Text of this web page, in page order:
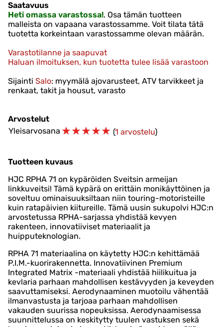
Saatavuus
Heti omassa varastossa!. Osa tämän tuotteen
malleista on vapaana varastossamme. Voit tilata tätä
tuotetta korkeintaan varastossamme olevan määrän.
Varastotilanne ja saapuvat
Haluan ilmoituksen, kun tuotetta tulee lisää varastoon
Sijainti Salo: myymälä ajovarusteet, ATV tarvikkeet ja
renkaat, takit ja housut, varasto
Arvostelut
Yleisarvosana ☆☆☆☆☆ (1 arvostelu)
Tuotteen kuvaus
HJC RPHA 71 on kypäröiden Sveitsin armeijan
linkkuveitsi! Tämä kypärä on erittäin monikäyttöinen ja
soveltuu ominaisuuksiltaan niin touring-motoristeille
kuin ratapäivien kiitureille. Tämä uusin sukupolvi HJC:n
arvostetussa RPHA-sarjassa yhdistää kevyen
rakenteen, innovatiiviset materiaalit ja
huipputeknologian.
RPHA 71 materiaalina on käytetty HJC:n kehittämää
P.I.M.-kuorirakennetta. Innovatiivinen Premium
Integrated Matrix -materiaali yhdistää hiilikuitua ja
kevlaria parhaan mahdollisen kestävyyden ja keveyden
saavuttamiseksi. Aerodynaaminen muotoilu vähentää
ilmanvastusta ja tarjoaa parhaan mahdollisen
vakauden suurissa nopeuksissa. Aerodynaamisessa
suunnittelussa on keskitytty tuulen vastuksen sekä